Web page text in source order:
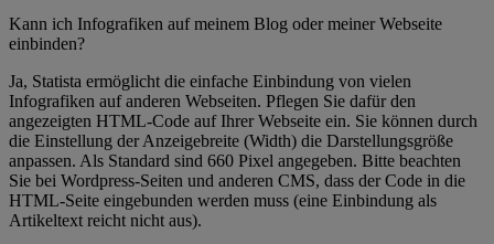
Kann ich Infografiken auf meinem Blog oder meiner Webseite
einbinden?
Ja, Statista ermöglicht die einfache Einbindung von vielen
Infografiken auf anderen Webseiten. Pflegen Sie dafür den
angezeigten HTML-Code auf Ihrer Webseite ein. Sie können durch
die Einstellung der Anzeigebreite (Width) die Darstellungsgröße
anpassen. Als Standard sind 660 Pixel angegeben. Bitte beachten
Sie bei Wordpress-Seiten und anderen CMS, dass der Code in die
HTML-Seite eingebunden werden muss (eine Einbindung als
Artikeltext reicht nicht aus).